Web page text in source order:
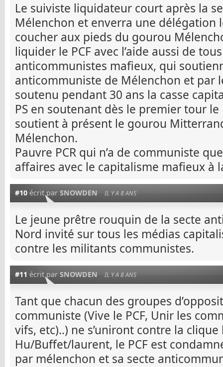
Le suiviste liquidateur court après la
Mélenchon et enverra une délégation
coucher aux pieds du gourou
liquider le PCF avec l’aide aussi de
anticommunistes mafieux, qui
anticommuniste de Mélenchon et par
soutenu pendant 30 ans la casse
PS en soutenant dès le premier tour le
soutient à présent le gourou
Mélenchon.
Pauvre PCR qui n’a de communiste
affaires avec le capitalisme mafieux à
#10 écrit par SNOWDEN IL Y A 8 ANS
Le jeune prêtre rouquin de la secte
Nord invité sur tous les médias
contre les militants communistes.
#11 écrit par SNOWDEN IL Y A 8 ANS
Tant que chacun des groupes
communiste (Vive le PCF, Unir les
vifs, etc)..) ne s’uniront contre la
Hu/Buffet/laurent, le PCF est
par mélenchon et sa secte